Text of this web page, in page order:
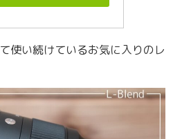
使い続けているお気に入りのレ